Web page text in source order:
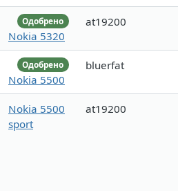
Одобрено
Nokia 5320
at19200
Одобрено
Nokia 5500
bluerfat
Nokia 5500
sport
at19200